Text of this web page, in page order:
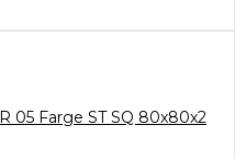
05 Farge ST SQ 80x80x2